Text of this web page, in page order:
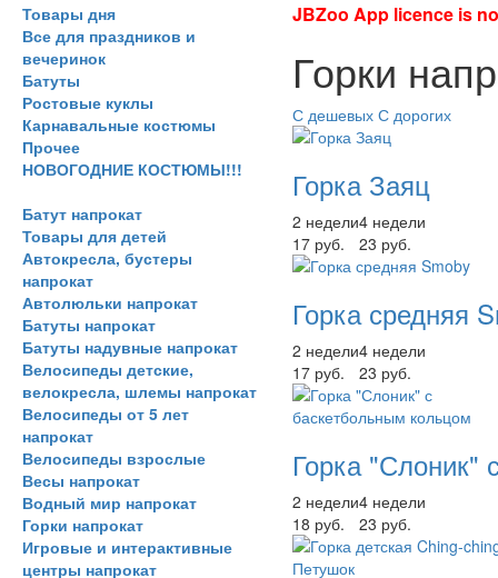
Товары дня
Все для праздников и
вечеринок
Батуты
Ростовые куклы
Карнавальные костюмы
Прочее
НОВОГОДНИЕ КОСТЮМЫ!!!
Батут напрокат
Товары для детей
Автокресла, бустеры
напрокат
Автолюльки напрокат
Батуты напрокат
Батуты надувные напрокат
Велосипеды детские,
велокресла, шлемы напрокат
Велосипеды от 5 лет
напрокат
Велосипеды взрослые
Весы напрокат
Водный мир напрокат
Горки напрокат
Игровые и интерактивные
центры напрокат
JBZoo App licence is
Горки
С дешевых С дорогих
Горка Заяц
2 недели4 недели
17 руб.
23 руб.
Горка средняя
2 недели4 недели
17 руб.
23 руб.
Горка "Слоник"
2 недели4 недели
18 руб.
23 руб.